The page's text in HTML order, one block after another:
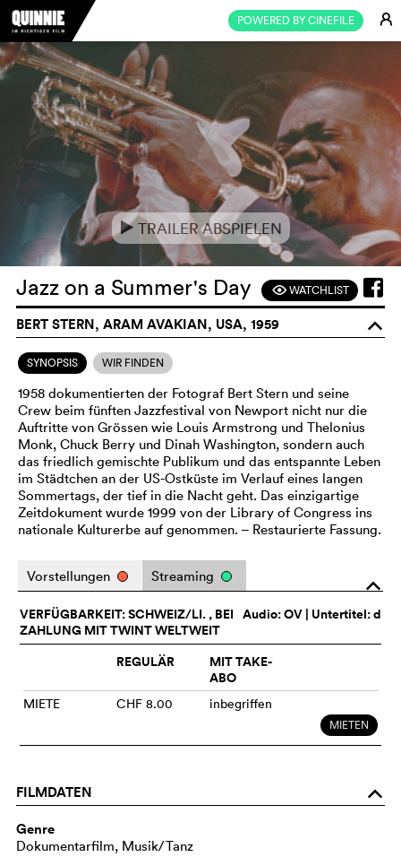
POWERED BY CINEFILE E
e TRAILER ABSPIELEN
Jazz on a Summer's Day FWATCHLIST
BERT STERN, ARAM AVAKIAN, USA, 1959 o
SYNOPSIS WIR FINDEN
1958 dokumentierten der Fotograf Bert Stern und seine
Crew beim fünften Jazzfestival von Newport nicht nur die
Auftritte von Grössen wie Louis Armstrong und Thelonius
Monk, Chuck Berry und Dinah Washington, sondern auch
das friedlich gemischte Publikum und das entspannte Leben
im Städtchen an der US-Ostküste im Verlauf eines langen
Sommertags, der tief in die Nacht geht. Das einzigartige
Zeitdokument wurde 1999 von der Library of Congress ins
nationale Kulturerbe auf genommen. – Restaurierte Fassung.
o
Vorstellungen Streaming
Audio:OV | Untertitel: d
VERFÜGBARKEIT: SCHWEIZ/LI. , BEI
ZAHLUNG MIT TWINT WELTWEIT
REGULÄR
MIT TAKE-
ABO
MIETE CHF 8.00 inbegriffen
MIETEN
FILMDATEN o
Genre
Dokumentarfilm, Musik/Tanz